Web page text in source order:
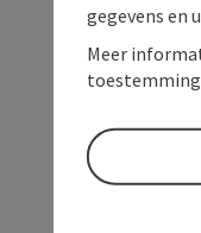
gegevens en
Meer